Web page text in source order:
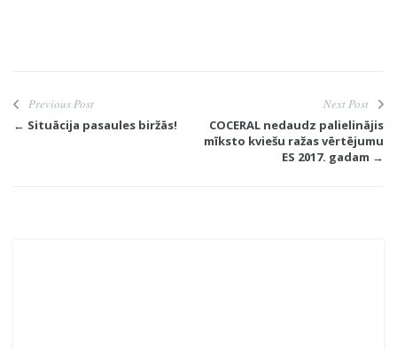
Previous Post
← Situācija pasaules biržās!
Next Post
COCERAL nedaudz palielinājis
mīksto kviešu ražas vērtējumu
ES 2017. gadam →